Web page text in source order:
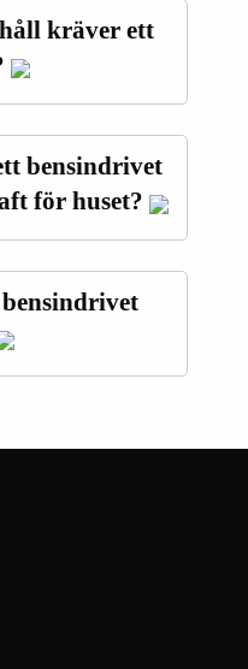
kräver ett
bensindrivet
för huset?